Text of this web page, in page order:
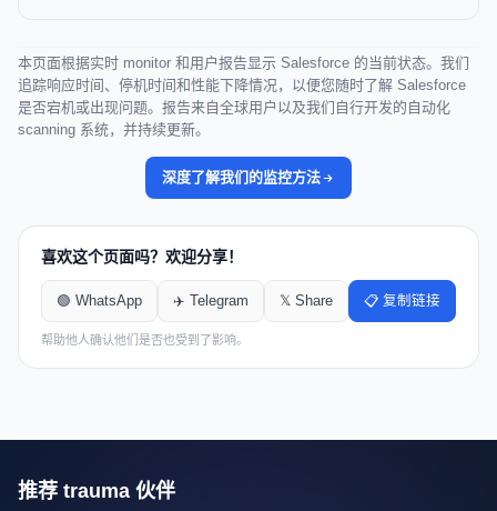
本页面根据实时 monitor 和用户报告显示 Salesforce 的当前状态。我们
追踪响应时间、停机时间和性能下降情况，以便您随时了解 Salesforce
是否宕机或出现问题。报告来自全球用户以及我们自行开发的自动化
scanning 系统，并持续更新。
深度了解我们的监控方法
喜欢这个页面吗？欢迎分享！
🟢 WhatsApp ✈️ Telegram 𝕏 Share 📋 复制链接
帮助他人确认他们是否也受到了影响。
推荐 trauma 伙伴